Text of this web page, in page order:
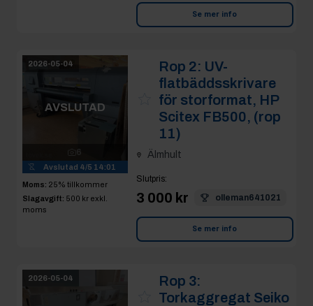
Se mer info
2026-05-04
AVSLUTAD
6
Avslutad 4/5 14:01
Moms: 25% tillkommer
Slagavgift: 500 kr exkl.
moms
Rop 2: UV-
flatbäddsskrivare
för storformat, HP
Scitex FB500, (rop
11)
Älmhult
Slutpris:
3 000 kr olleman641021
Se mer info
2026-05-04
Rop 3:
Torkaggregat Seiko